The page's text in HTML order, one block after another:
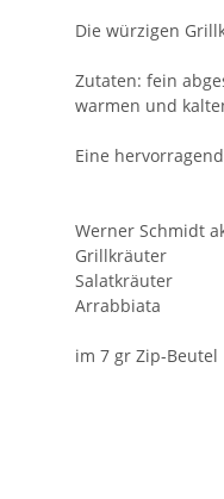
Die würzigen
Zutaten: fein
warmen und
Eine
Werner Schmidt
Grillkräuter
Salatkräuter
Arrabbiata
im 7 gr Zip-Beutel